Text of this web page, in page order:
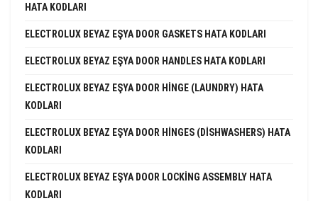
HATA KODLARI
ELECTROLUX BEYAZ EŞYA DOOR GASKETS HATA KODLARI
ELECTROLUX BEYAZ EŞYA DOOR HANDLES HATA KODLARI
ELECTROLUX BEYAZ EŞYA DOOR HINGE (LAUNDRY) HATA
KODLARI
ELECTROLUX BEYAZ EŞYA DOOR HINGES (DISHWASHERS) HATA
KODLARI
ELECTROLUX BEYAZ EŞYA DOOR LOCKING ASSEMBLY HATA
KODLARI